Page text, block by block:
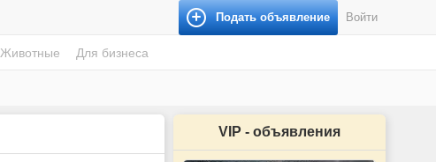
Подать объявление Войти
Животные Для бизнеса
VIP - объявления